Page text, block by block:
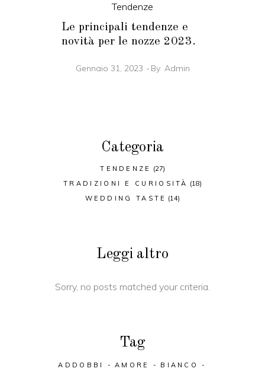
Tendenze
Le principali tendenze e
novità per le nozze 2023.
Gennaio 31, 2023 By Admin
Categoria
TENDENZE
(27)
TRADIZIONI E CURIOSITÀ (18)
WEDDING TASTE (14)
Leggi altro
Sorry, no posts matched your criteria.
Tag
ADDOBBI AMORE
BIANCO